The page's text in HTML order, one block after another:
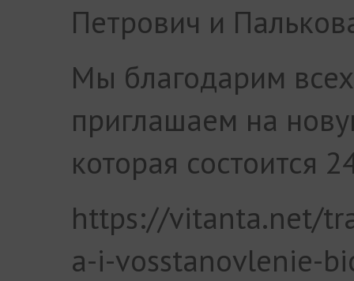
Петрович и
Мы благодарим
приглашаем на
которая состоится
https://vitanta.net/
a-i-vosstanovlenie-